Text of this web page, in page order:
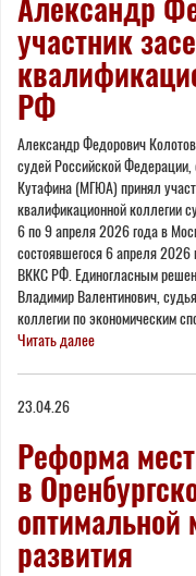
Александр
участник
РФ
Александр Федорович
судей Российской Федерации,
Кутафина (МГЮА) принял
квалификационной коллегии
6 по 9 апреля 2026 года в
состоявшегося 6 апреля 2026
ВККС РФ. Единогласным
Владимир Валентинович,
коллегии по экономическим
Читать далее
23.04.26
Реформа
в
оптимальной
развития